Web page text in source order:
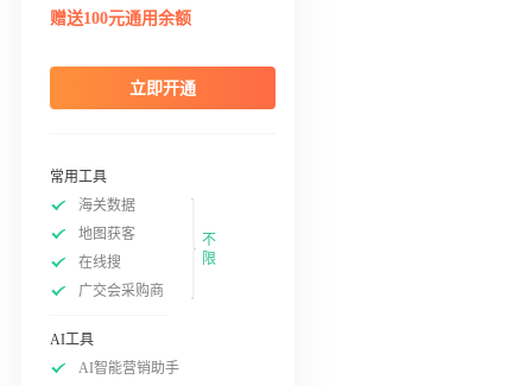
赠送100元通用余额
立即开通
常用工具
海关数据
地图获客
在线搜
广交会采购商
不
限
AI工具
AI智能营销助手